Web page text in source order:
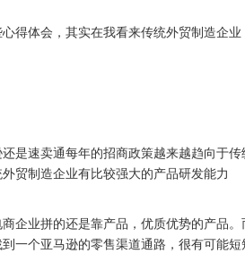
体会，其实在我看来传统外贸制造企业
速卖通每年的招商政策越来越趋向于传
贸制造企业有比较强大的产品研发能力
业拼的还是靠产品，优质优势的产品。
一个亚马逊的零售渠道通路，很有可能